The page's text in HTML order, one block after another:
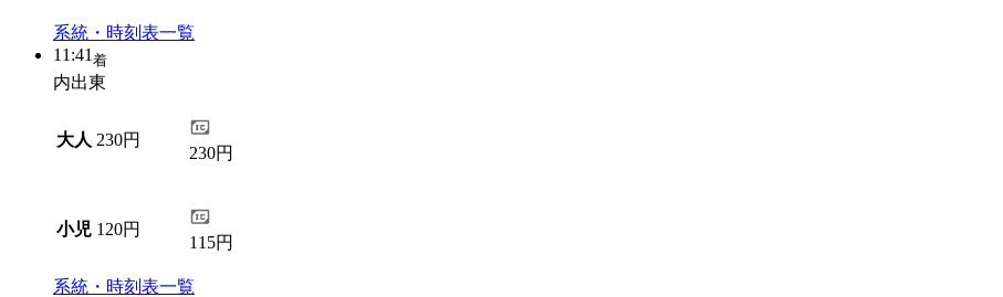
系統・時刻表一覧
11:41着
内出東
大人 230円
230円
小児 120円
115円
系統・時刻表一覧